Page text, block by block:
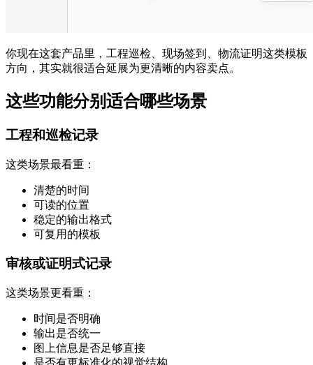
你现在这套产品里，工程巡检、现场签到、物流证明这类模板
方向，其实就很适合延展为更清晰的内容卖点。
这些功能分别适合哪些场景
工程和巡检记录
这类场景最看重：
清楚的时间
可读的位置
稳定的输出格式
可复用的模板
审核或证明式记录
这类场景更看重：
时间是否明确
输出是否统一
图上信息是否足够直接